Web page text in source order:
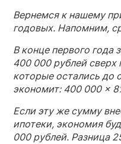
Вернемся к нашему
годовых. Напомним,
В конце первого года
400 000 рублей сверх
которые остались до
экономит: 400 000 ×
Если эту же сумму
ипотеки, экономия
000 рублей. Разница